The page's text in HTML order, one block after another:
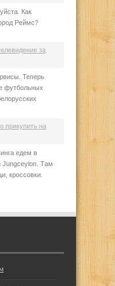
Как
Реймс?
за
Теперь
футбольных
прикупить на
едем в
Jungceylon. Там
кроссовки.